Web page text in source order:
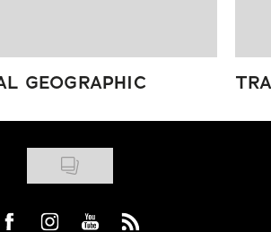
GEOGRAPHIC
Visit us on Facebook
Visit us on Instagram
Visit us on Youtube
Visit us on Rss